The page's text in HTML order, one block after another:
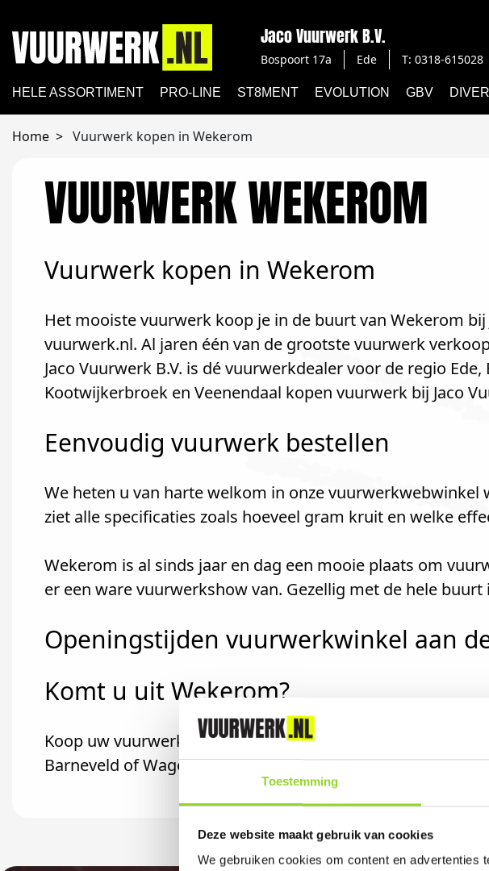
Toestemming
Deze website maakt gebruik van cookies
We gebruiken cookies om content en advertenties
Jaco Vuurwerk B.V.
Bospoort 17a Ede T: 0318-615028
HELE ASSORTIMENT PRO-LINE ST8MENT EVOLUTION GBV
Home Vuurwerk kopen in Wekerom
VUURWERK WEKEROM
Vuurwerk kopen in Wekerom
Het mooiste vuurwerk koop je in de buurt van Wekerom
vuurwerk.nl. Al jaren één van de grootste vuurwerk
Jaco Vuurwerk B.V. is dé vuurwerkdealer voor de regio
Kootwijkerbroek en Veenendaal kopen vuurwerk bij Jaco
Eenvoudig vuurwerk bestellen
We heten u van harte welkom in onze
ziet alle specificaties zoals hoeveel gram kruit en welke
Wekerom is al sinds jaar en dag een mooie plaats om
er een ware vuurwerkshow van. Gezellig met de hele
Openingstijden vuurwerkwinkel aan
Komt u uit Wekerom?
Koop uw vuurwerk dan bij Jaco Vuurwerk B.V. in Ede. U
Barneveld of Wageningen komt.